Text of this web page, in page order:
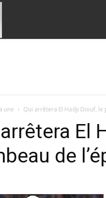
une Qui arrêtera El Hadji Diouf,
El
de